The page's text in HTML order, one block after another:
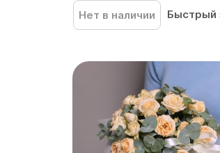
Нет в наличии
Быстрый